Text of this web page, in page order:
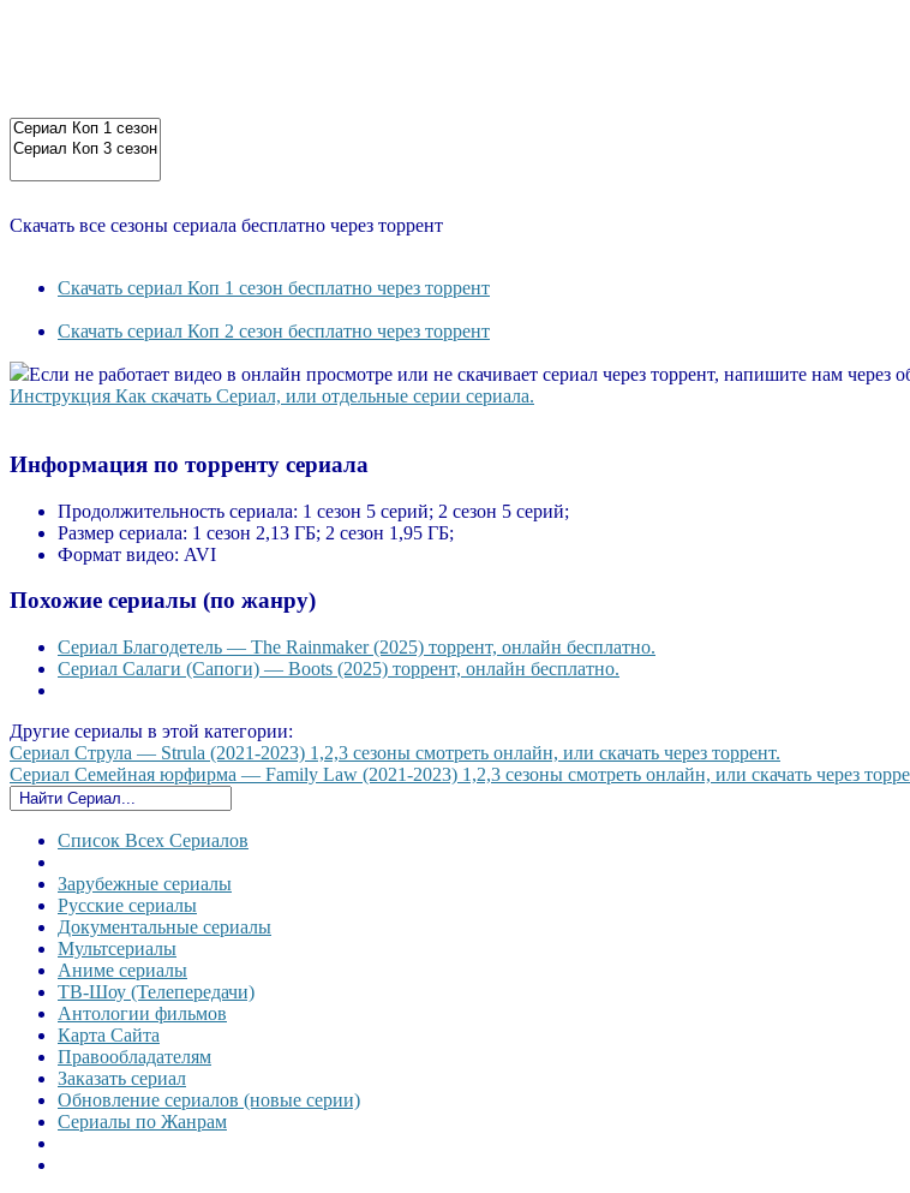
Скачать все сезоны сериала бесплатно через торрент
Скачать сериал Коп 1 сезон бесплатно через торрент
Скачать сериал Коп 2 сезон бесплатно через торрент
Если не работает видео в онлайн просмотре или не скачивает сериал через торрент, напишите нам
Инструкция Как скачать Сериал, или отдельные серии сериала.
Информация по торренту сериала
Продолжительность сериала: 1 сезон 5 серий; 2 сезон 5 серий;
Размер сериала: 1 сезон 2,13 ГБ; 2 сезон 1,95 ГБ;
Формат видео: AVI
Похожие сериалы (по жанру)
Сериал Благодетель — The Rainmaker (2025) торрент, онлайн бесплатно.
Сериал Салаги (Сапоги) — Boots (2025) торрент, онлайн бесплатно.
Другие сериалы в этой категории:
Сериал Струла — Strula (2021-2023) 1,2,3 сезоны смотреть онлайн, или скачать через торрент.
Сериал Семейная юрфирма — Family Law (2021-2023) 1,2,3 сезоны смотреть онлайн, или скачать через
Список Всех Сериалов
Зарубежные сериалы
Русские сериалы
Документальные сериалы
Мультсериалы
Аниме сериалы
ТВ-Шоу (Телепередачи)
Антологии фильмов
Карта Сайта
Правообладателям
Заказать сериал
Обновление сериалов (новые серии)
Сериалы по Жанрам